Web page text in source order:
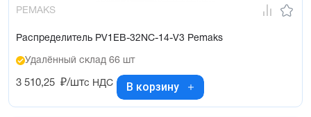
PEMAKS
Распределитель PV1EB-32NC-14-V3 Pemaks
Удалённый склад 66 шт
3 510,25 ₽/штс НДС В корзину